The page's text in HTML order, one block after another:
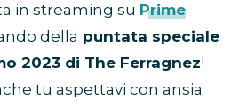
in streaming su Prime
della puntata speciale
2023 di The Ferragnez!
tu aspettavi con ansia